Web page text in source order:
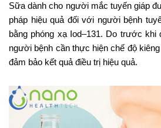
Sữa dành cho người mắc tuyến giáp
pháp hiệu quả đối với người bệnh
bằng phóng xạ Iod–131. Do trước khi
người bệnh cần thực hiện chế độ
đảm bảo kết quả điều trị hiệu quả.